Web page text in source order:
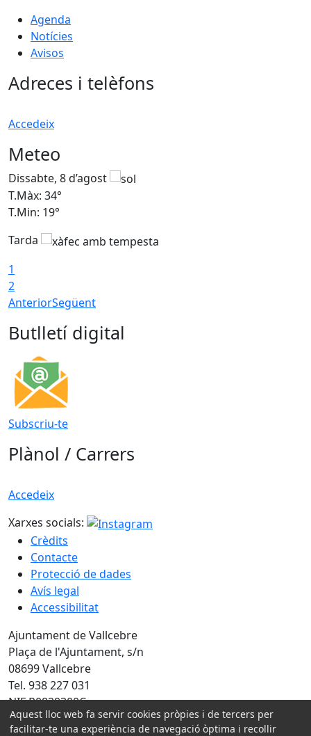
Agenda
Notícies
Avisos
Adreces i telèfons
Accedeix
Meteo
Dissabte, 8 d’agost
T.Màx: 34°
T.Min: 19°
Tarda
1
2
AnteriorSegüent
Butlletí digital
Subscriu-te
Plànol / Carrers
Accedeix
Xarxes socials:
Crèdits
Contacte
Protecció de dades
Avís legal
Accessibilitat
Ajuntament de Vallcebre
Plaça de l'Ajuntament, s/n
08699 Vallcebre
Tel. 938 227 031
NIF P0829300C
Amb la col·laboració de:
Aquest lloc web fa servir cookies pròpies i de tercers per
facilitar-te una experiència de navegació òptima i recollir